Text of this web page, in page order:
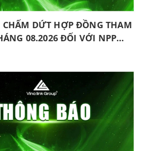
CHẤM DỨT HỢP ĐỒNG THAM
08.2026 ĐỐI VỚI NPP
THÀNH MỨC NĂNG ĐỘNG
ĐÀO TẠO CƠ BẢN TRONG 30